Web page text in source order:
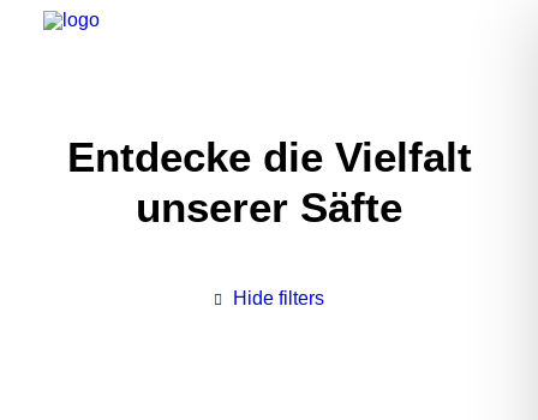
Entdecke die Vielfalt
unserer Säfte
Hide filters